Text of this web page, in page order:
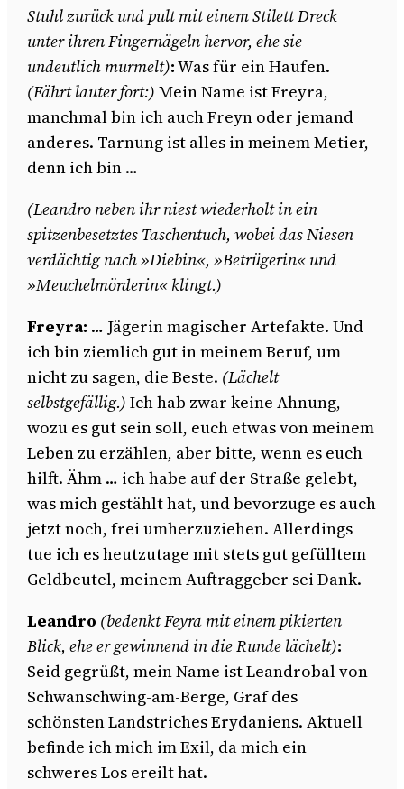
Stuhl zurück und pult mit einem Stilett Dreck
unter ihren Fingernägeln hervor, ehe sie
undeutlich murmelt):Was für ein Haufen.
(Fährt lauter fort:) Mein Name ist Freyra,
manchmal bin ich auch Freyn oder jemand
anderes. Tarnung ist alles in meinem Metier,
denn ich bin …
(Leandro neben ihr niest wiederholt in ein
spitzenbesetztes Taschentuch, wobei das Niesen
verdächtig nach »Diebin«, »Betrügerin« und
»Meuchelmörderin« klingt.)
Freyra: … Jägerin magischer Artefakte. Und
ich bin ziemlich gut in meinem Beruf, um
nicht zu sagen, die Beste. (Lächelt
selbstgefällig.) Ich hab zwar keine Ahnung,
wozu es gut sein soll, euch etwas von meinem
Leben zu erzählen, aber bitte, wenn es euch
hilft. Ähm … ich habe auf der Straße gelebt,
was mich gestählt hat, und bevorzuge es auch
jetzt noch, frei umherzuziehen. Allerdings
tue ich es heutzutage mit stets gut gefülltem
Geldbeutel, meinem Auftraggeber sei Dank.
Leandro (bedenkt Feyra mit einem pikierten
Blick, ehe er gewinnend in die Runde lächelt):
Seid gegrüßt, mein Name ist Leandrobal von
Schwanschwing-am-Berge, Graf des
schönsten Landstriches Erydaniens. Aktuell
befinde ich mich im Exil, da mich ein
schweres Los ereilt hat.